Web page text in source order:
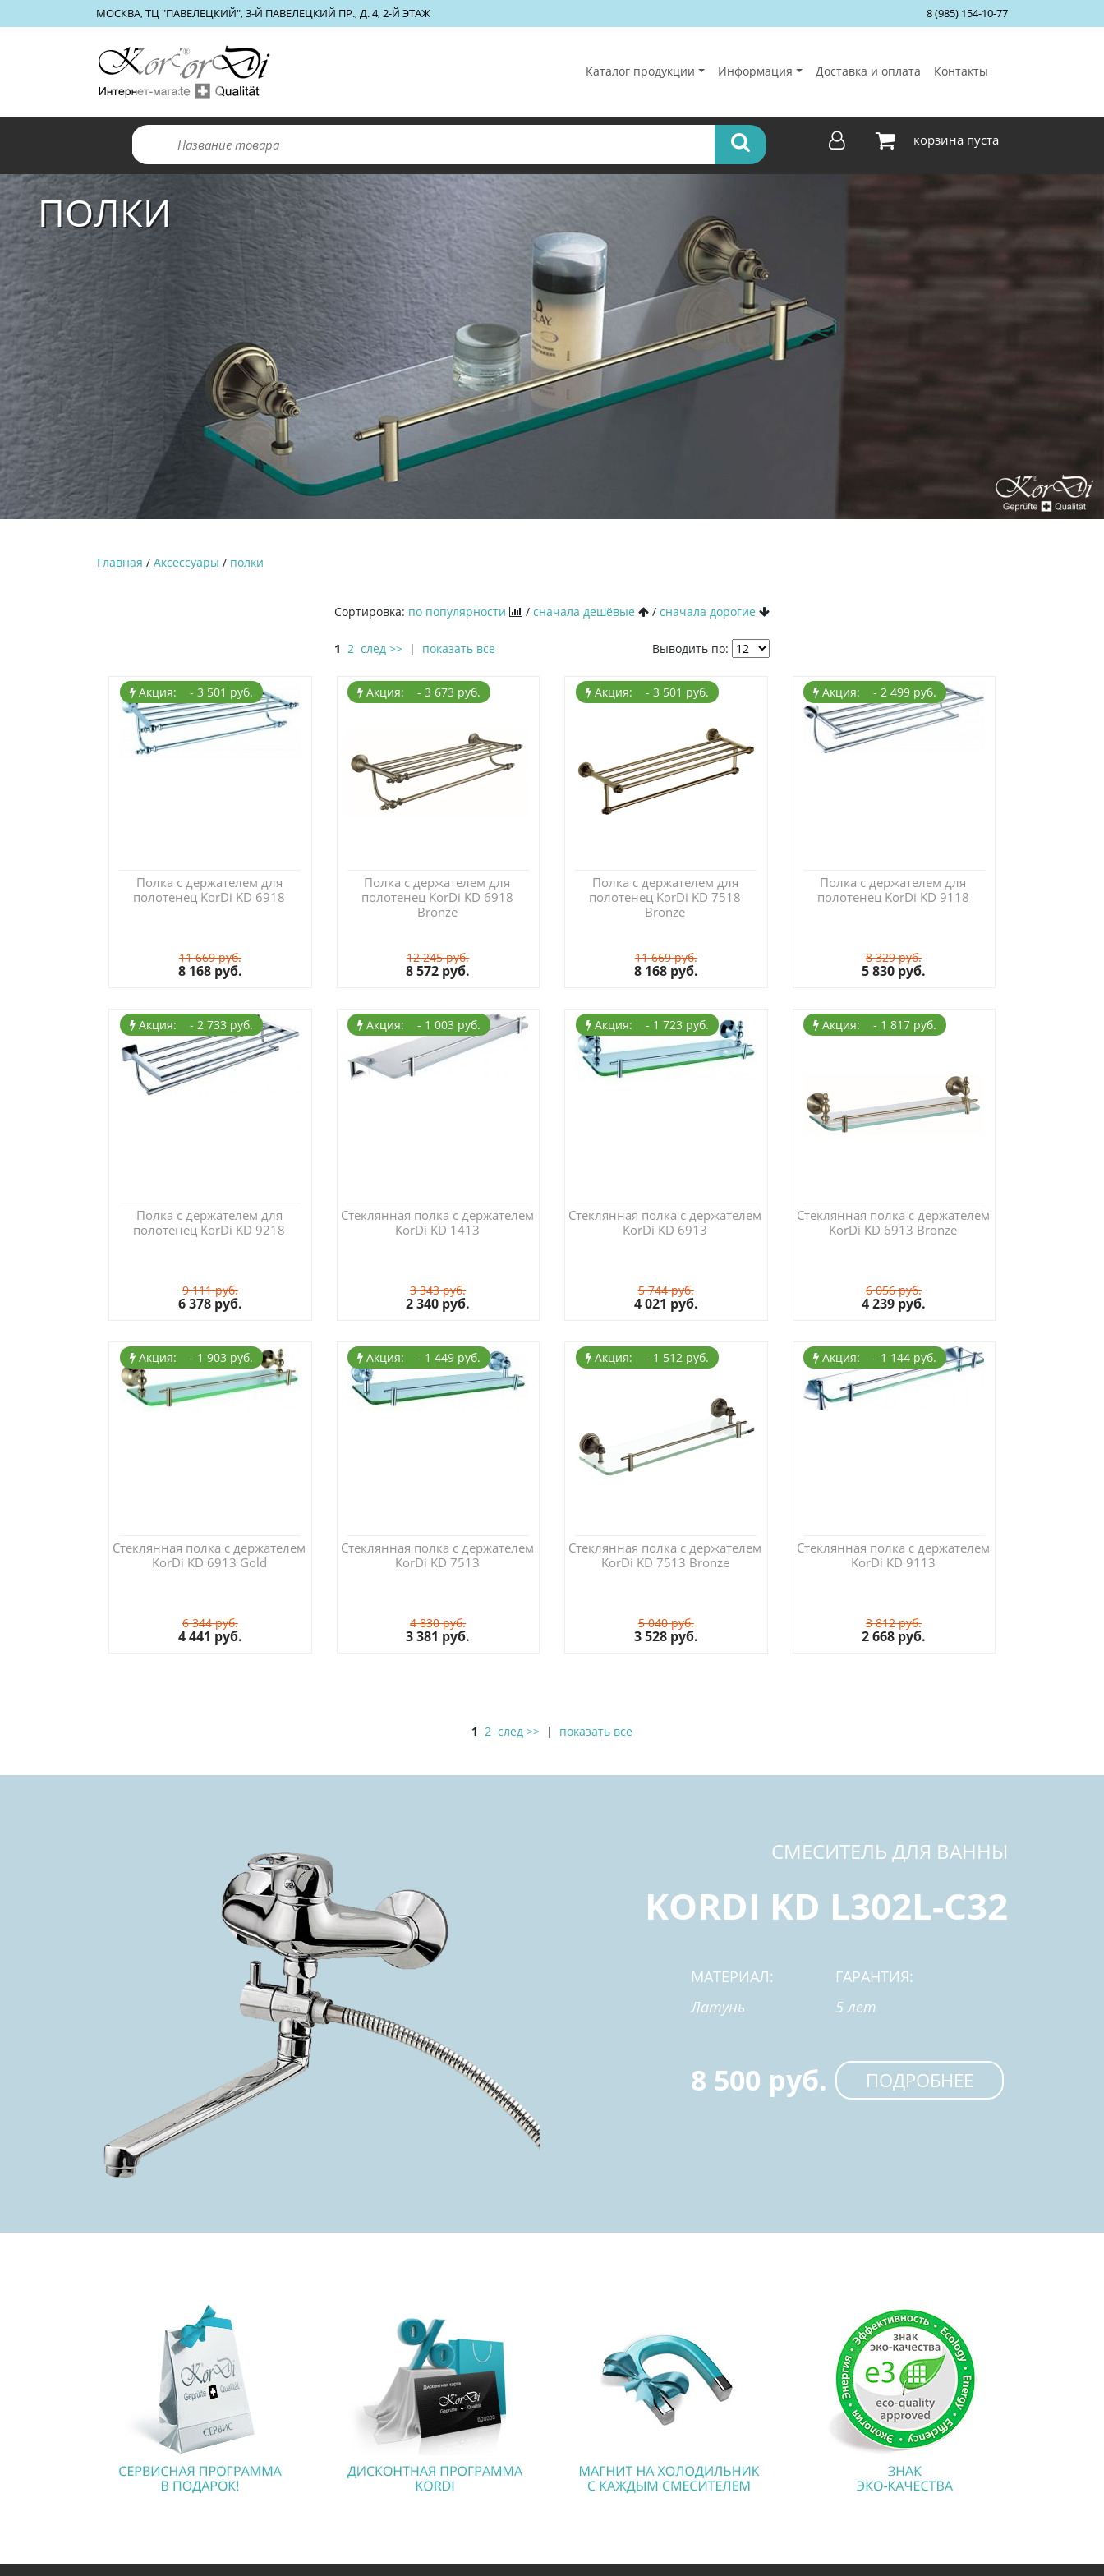
МОСКВА, ТЦ "ПАВЕЛЕЦКИЙ", 3-Й ПАВЕЛЕЦКИЙ ПР., Д. 4, 2-Й ЭТАЖ 8 (985) 154-10-77
Каталог продукции Информация Доставка и оплата Контакты
корзина пуста
ПОЛКИ
Главная / Аксессуары / полки
Сортировка: по популярности / сначала дешёвые / сначала дорогие
1 2 след >> | показать все Выводить по:
Акция: - 3 501 руб.
Полка с держателем для
полотенец KorDi KD 6918
11 669 руб.
8 168 руб.
Акция: - 3 673 руб.
Полка с держателем для
полотенец KorDi KD 6918
Bronze
12 245 руб.
8 572 руб.
Акция: - 3 501 руб.
Полка с держателем для
полотенец KorDi KD 7518
Bronze
11 669 руб.
8 168 руб.
Акция: - 2 499 руб.
Полка с держателем для
полотенец KorDi KD 9118
8 329 руб.
5 830 руб.
Акция: - 2 733 руб.
Полка с держателем для
полотенец KorDi KD 9218
9 111 руб.
6 378 руб.
Акция: - 1 003 руб.
Стеклянная полка с держателем
KorDi KD 1413
3 343 руб.
2 340 руб.
Акция: - 1 723 руб.
Стеклянная полка с держателем
KorDi KD 6913
5 744 руб.
4 021 руб.
Акция: - 1 817 руб.
Стеклянная полка с держателем
KorDi KD 6913 Bronze
6 056 руб.
4 239 руб.
Акция: - 1 903 руб.
Стеклянная полка с держателем
KorDi KD 6913 Gold
6 344 руб.
4 441 руб.
Акция: - 1 449 руб.
Стеклянная полка с держателем
KorDi KD 7513
4 830 руб.
3 381 руб.
Акция: - 1 512 руб.
Стеклянная полка с держателем
KorDi KD 7513 Bronze
5 040 руб.
3 528 руб.
Акция: - 1 144 руб.
Стеклянная полка с держателем
KorDi KD 9113
3 812 руб.
2 668 руб.
1 2 след >> | показать все
СМЕСИТЕЛЬ ДЛЯ ВАННЫ
KORDI KD L302L-C32
МАТЕРИАЛ:
ГАРАНТИЯ:
Латунь
5 лет
8 500 руб. ПОДРОБНЕЕ